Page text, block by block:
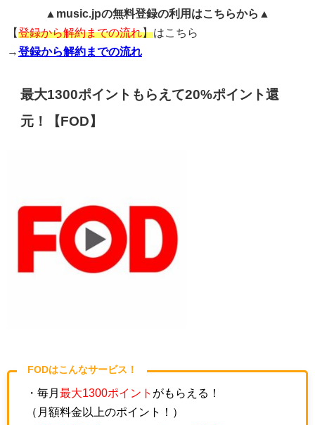
▲music.jpの無料登録の利用はこちらから▲
【登録から解約までの流れ】はこちら
→登録から解約までの流れ
最大1300ポイントもらえて20%ポイント還
元！【FOD】
FODはこんなサービス！
・毎月 最大1300ポイント がもらえる！
（月額料金以上のポイント！）